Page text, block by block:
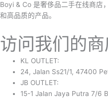
Boyi & Co 是奢侈品二手在线商店
和高品质的产品。
访问我们的商
KL OUTLET:
24, Jalan Ss21/1, 47400
JB OUTLET:
15-1 Jalan Jaya Putra 7/6